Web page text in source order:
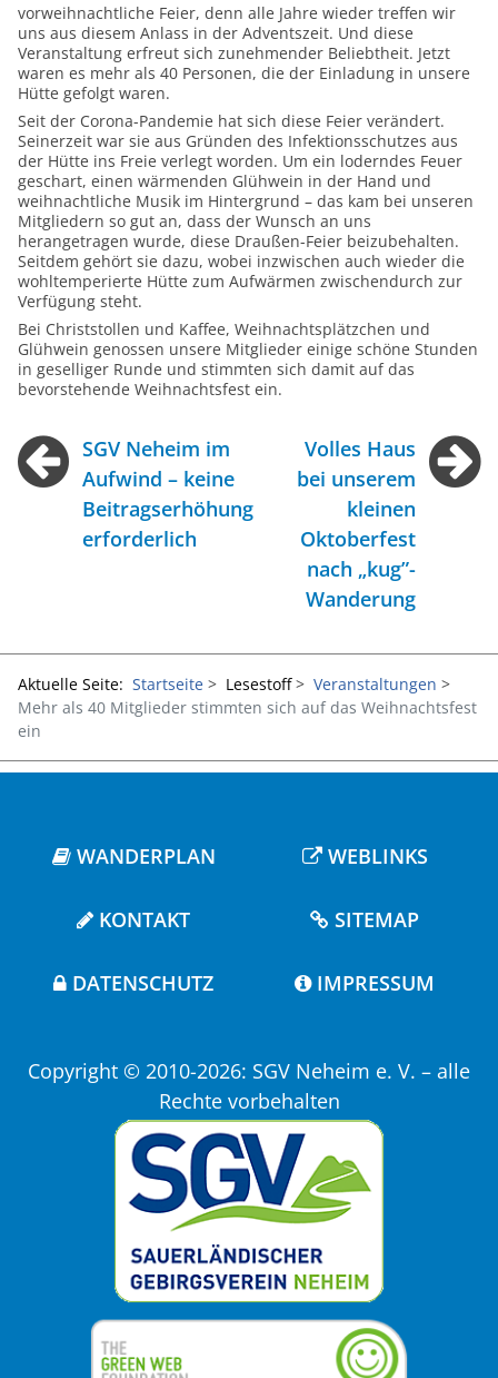
vorweihnachtliche Feier, denn alle Jahre wieder treffen wir
uns aus diesem Anlass in der Adventszeit. Und diese
Veranstaltung erfreut sich zunehmender Beliebtheit. Jetzt
waren es mehr als 40 Personen, die der Einladung in unsere
Hütte gefolgt waren.
Seit der Corona-Pandemie hat sich diese Feier verändert.
Seinerzeit war sie aus Gründen des Infektionsschutzes aus
der Hütte ins Freie verlegt worden. Um ein loderndes Feuer
geschart, einen wärmenden Glühwein in der Hand und
weihnachtliche Musik im Hintergrund – das kam bei unseren
Mitgliedern so gut an, dass der Wunsch an uns
herangetragen wurde, diese Draußen-Feier beizubehalten.
Seitdem gehört sie dazu, wobei inzwischen auch wieder die
wohltemperierte Hütte zum Aufwärmen zwischendurch zur
Verfügung steht.
Bei Christstollen und Kaffee, Weihnachtsplätzchen und
Glühwein genossen unsere Mitglieder einige schöne Stunden
in geselliger Runde und stimmten sich damit auf das
bevorstehende Weihnachtsfest ein.
SGV Neheim im
Aufwind – keine
Beitragserhöhung
erforderlich
Volles Haus
bei unserem
kleinen
Oktoberfest
nach „kug”-
Wanderung
Aktuelle Seite: Startseite Lesestoff
Veranstaltungen
Mehr als 40 Mitglieder stimmten sich auf das Weihnachtsfest
ein
WANDERPLAN WEBLINKS
KONTAKT SITEMAP
DATENSCHUTZ IMPRESSUM
Copyright © 2010-2026: SGV Neheim e. V. – alle
Rechte vorbehalten